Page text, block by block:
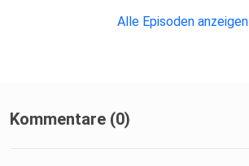
Alle Episoden anzeigen
Kommentare (0)